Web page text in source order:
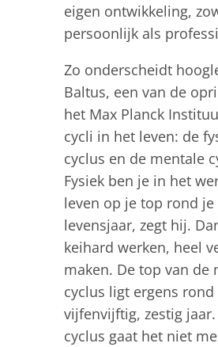
eigen ontwikkeling,
persoonlijk als
Zo onderscheidt
Baltus, een van de
het Max Planck
cycli in het leven: de
cyclus en de mentale
Fysiek ben je in het
leven op je top rond
levensjaar, zegt hij.
keihard werken, heel
maken. De top van de
cyclus ligt ergens rond
vijfenvijftig, zestig
cyclus gaat het niet